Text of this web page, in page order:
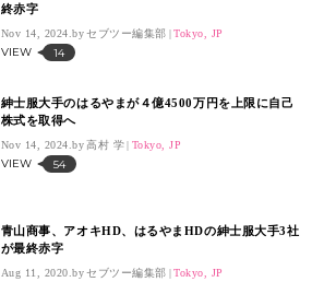
終赤字
Nov 14, 2024. セブツー編集部 Tokyo, JP
VIEW 14
紳士服大手のはるやまが４億4500万円を上限に自己
株式を取得へ
Nov 14, 2024. 高村 学 Tokyo, JP
VIEW 54
青山商事、アオキHD、はるやまHDの紳士服大手3社
が最終赤字
Aug 11, 2020. セブツー編集部 Tokyo, JP